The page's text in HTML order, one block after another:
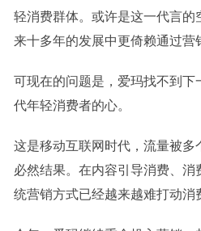
轻消费群体。或许是这一代言的
来十多年的发展中更倚赖通过营
可现在的问题是，爱玛找不到下
代年轻消费者的心。
这是移动互联网时代，流量被多
必然结果。在内容引导消费、
统营销方式已经越来越难打动消